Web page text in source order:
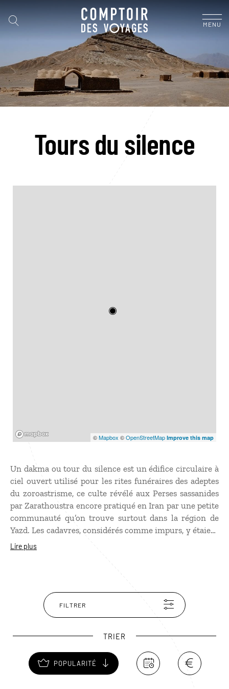
MENU
Tours du silence
©Mapbox ©OpenStreetMap Improve this map
Un dakma ou tour du silence est un édifice circulaire à
ciel ouvert utilisé pour les rites funéraires des adeptes
du zoroastrisme, ce culte révélé aux Perses sassanides
par Zarathoustra encore pratiqué en Iran par une petite
communauté qu’on trouve surtout dans la région de
Yazd. Les cadavres, considérés comme impurs, y étaient
déposés pour être dévorés par des oiseaux de proie;
Lire plus
FILTRER
TRIER
POPULARITÉ